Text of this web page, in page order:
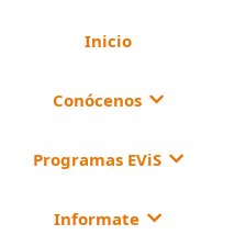
Inicio
Conócenos
Programas EViS
Informate